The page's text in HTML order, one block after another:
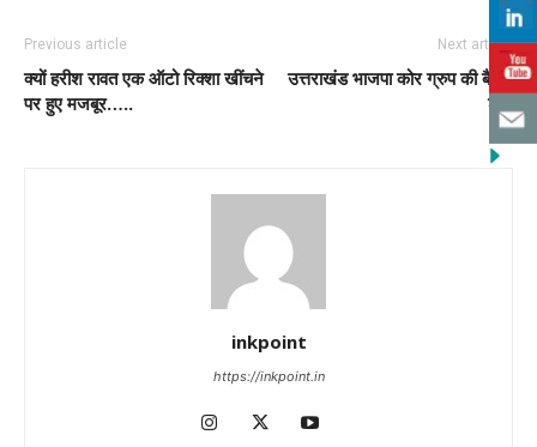
Previous article
क्यों हरीश रावत एक ऑटो रिक्शा खींचने
पर हुए मजबूर…..
Next article
उत्तराखंड भाजपा कोर ग्रुप की बैठक
शुरू
inkpoint
https://inkpoint.in